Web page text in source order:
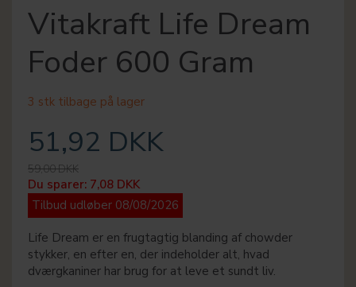
Vitakraft Life Dream
Foder 600 Gram
3 stk tilbage på lager
51,92 DKK
59,00 DKK
Du sparer: 7,08 DKK
Tilbud udløber 08/08/2026
Life Dream er en frugtagtig blanding af chowder
stykker, en efter en, der indeholder alt, hvad
dværgkaniner har brug for at leve et sundt liv.